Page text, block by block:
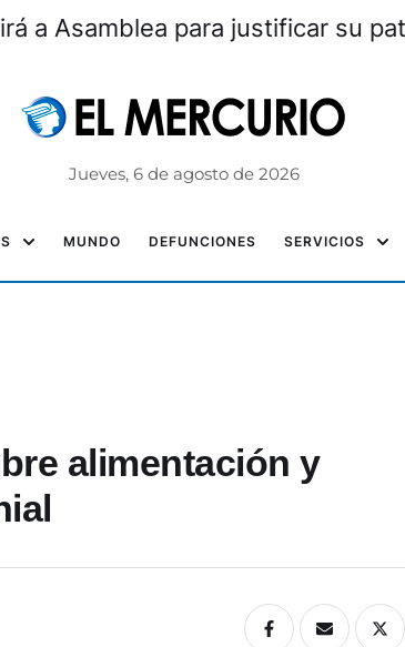
a Asamblea para justificar su
Jueves, 6 de agosto de 2026
MUNDO DEFUNCIONES SERVICIOS
alimentación y